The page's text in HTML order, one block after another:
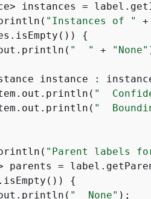
instances =
"Instances of "
{
"  " + "None"
instance :
"
"
"Parent labels
parents =
{
"  None" );